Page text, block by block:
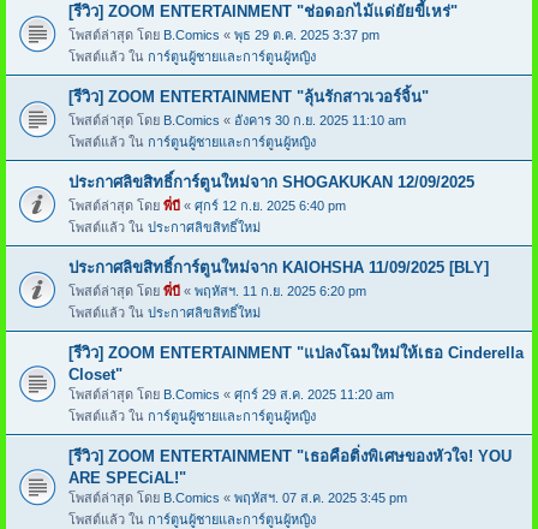
[รีวิว] ZOOM ENTERTAINMENT "ช่อดอกไม้แด่ยัยขี้เหร่"
โพสต์ล่าสุด โดย B.Comics « พุธ 29 ต.ค. 2025 3:37 pm
โพสต์แล้ว ใน การ์ตูนผู้ชายและการ์ตูนผู้หญิง
[รีวิว] ZOOM ENTERTAINMENT "ลุ้นรักสาวเวอร์จิ้น"
โพสต์ล่าสุด โดย B.Comics « อังคาร 30 ก.ย. 2025 11:10 am
โพสต์แล้ว ใน การ์ตูนผู้ชายและการ์ตูนผู้หญิง
ประกาศลิขสิทธิ์การ์ตูนใหม่จาก SHOGAKUKAN 12/09/2025
โพสต์ล่าสุด โดย พี่บี « ศุกร์ 12 ก.ย. 2025 6:40 pm
โพสต์แล้ว ใน ประกาศลิขสิทธิ์ใหม่
ประกาศลิขสิทธิ์การ์ตูนใหม่จาก KAIOHSHA 11/09/2025 [BLY]
โพสต์ล่าสุด โดย พี่บี « พฤหัสฯ. 11 ก.ย. 2025 6:20 pm
โพสต์แล้ว ใน ประกาศลิขสิทธิ์ใหม่
[รีวิว] ZOOM ENTERTAINMENT "แปลงโฉมใหม่ให้เธอ Cinderella
Closet"
โพสต์ล่าสุด โดย B.Comics « ศุกร์ 29 ส.ค. 2025 11:20 am
โพสต์แล้ว ใน การ์ตูนผู้ชายและการ์ตูนผู้หญิง
[รีวิว] ZOOM ENTERTAINMENT "เธอคือติ่งพิเศษของหัวใจ! YOU
ARE SPECiAL!"
โพสต์ล่าสุด โดย B.Comics « พฤหัสฯ. 07 ส.ค. 2025 3:45 pm
โพสต์แล้ว ใน การ์ตูนผู้ชายและการ์ตูนผู้หญิง